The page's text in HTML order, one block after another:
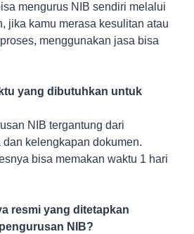
mengurus NIB sendiri melalui
jika kamu merasa kesulitan atau
menggunakan jasa bisa
yang dibutuhkan untuk
NIB tergantung dari
kelengkapan dokumen.
bisa memakan waktu 1 hari
resmi yang ditetapkan
NIB?